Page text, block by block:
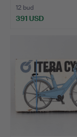
12 bud
391 USD